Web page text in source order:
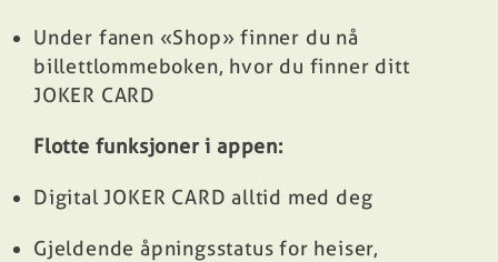
Under fanen «Shop» finner du nå
billettlommeboken, hvor du finner ditt
JOKER CARD
Flotte funksjoner i appen:
Digital JOKER CARD alltid med deg
Gjeldende åpningsstatus for heiser,